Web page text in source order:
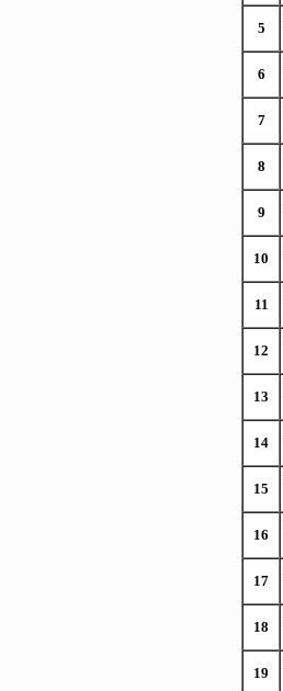
5
6
7
8
9
10
11
12
13
14
15
16
17
18
19